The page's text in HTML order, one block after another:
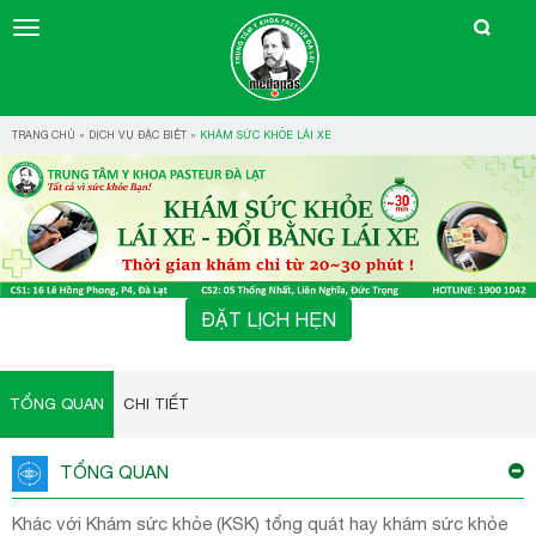
TRANG CHỦ » DỊCH VỤ ĐẶC BIỆT » KHÁM SỨC KHỎE LÁI XE
ĐẶT LỊCH HẸN
TỔNG QUAN CHI TIẾT
TỔNG QUAN
Khác với Khám sức khỏe (KSK) tổng quát hay khám sức khỏe